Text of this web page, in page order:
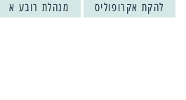
להקת אקרופוליס מנהלת רובע א